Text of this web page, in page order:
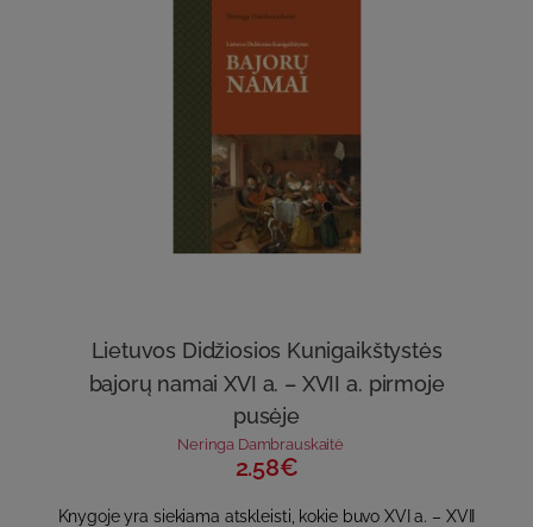
Lietuvos Didžiosios Kunigaikštystės
bajorų namai XVI a. – XVII a. pirmoje
pusėje
Neringa Dambrauskaitė
2.58€
Knygoje yra siekiama atskleisti, kokie buvo XVI a. – XVII